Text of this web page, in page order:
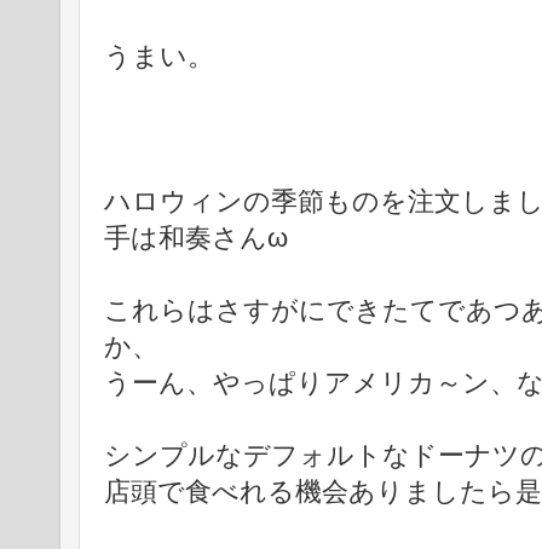
うまい。
ハロウィンの季節ものを注文しま
手は和奏さんω
これらはさすがにできたてであつ
か、
うーん、やっぱりアメリカ～ン、
シンプルなデフォルトなドーナツ
店頭で食べれる機会ありましたら